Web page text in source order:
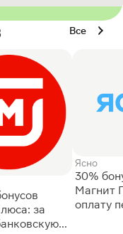
Все
за
Ясно
30%
Магнит
оплату